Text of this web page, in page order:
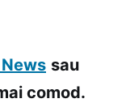
sau
comod.